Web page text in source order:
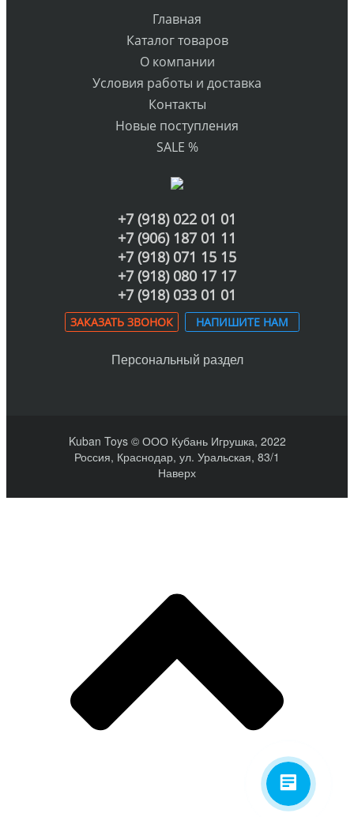
Главная
Каталог товаров
О компании
Условия работы и доставка
Контакты
Новые поступления
SALE %
+7 (918) 022 01 01
+7 (906) 187 01 11
+7 (918) 071 15 15
+7 (918) 080 17 17
+7 (918) 033 01 01
ЗАКАЗАТЬ ЗВОНОК НАПИШИТЕ НАМ
Персональный раздел
Kuban Toys © ООО Кубань Игрушка, 2022
Россия, Краснодар, ул. Уральская, 83/1
Наверх